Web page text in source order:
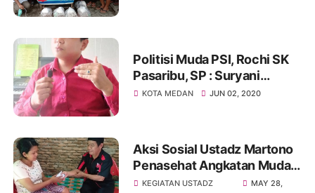
Politisi Muda PSI, Rochi SK
Pasaribu, SP : Suryani
Paskha Naiborhu Sangat
KOTA MEDAN JUN 02, 2020
Aksi Sosial Ustadz Martono
Penasehat Angkatan Muda
Sisingamangaraj XII, Kembali
KEGIATAN USTADZ
MAY 28,